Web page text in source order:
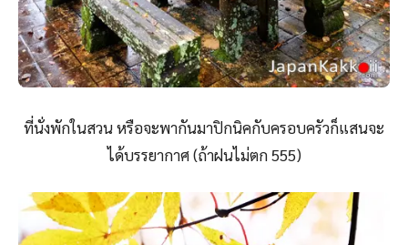
ที่นั่งพักในสวน หรือจะพากันมาปิกนิคกับครอบครัวก็แสนจะ
ได้บรรยากาศ (ถ้าฝนไม่ตก 555)